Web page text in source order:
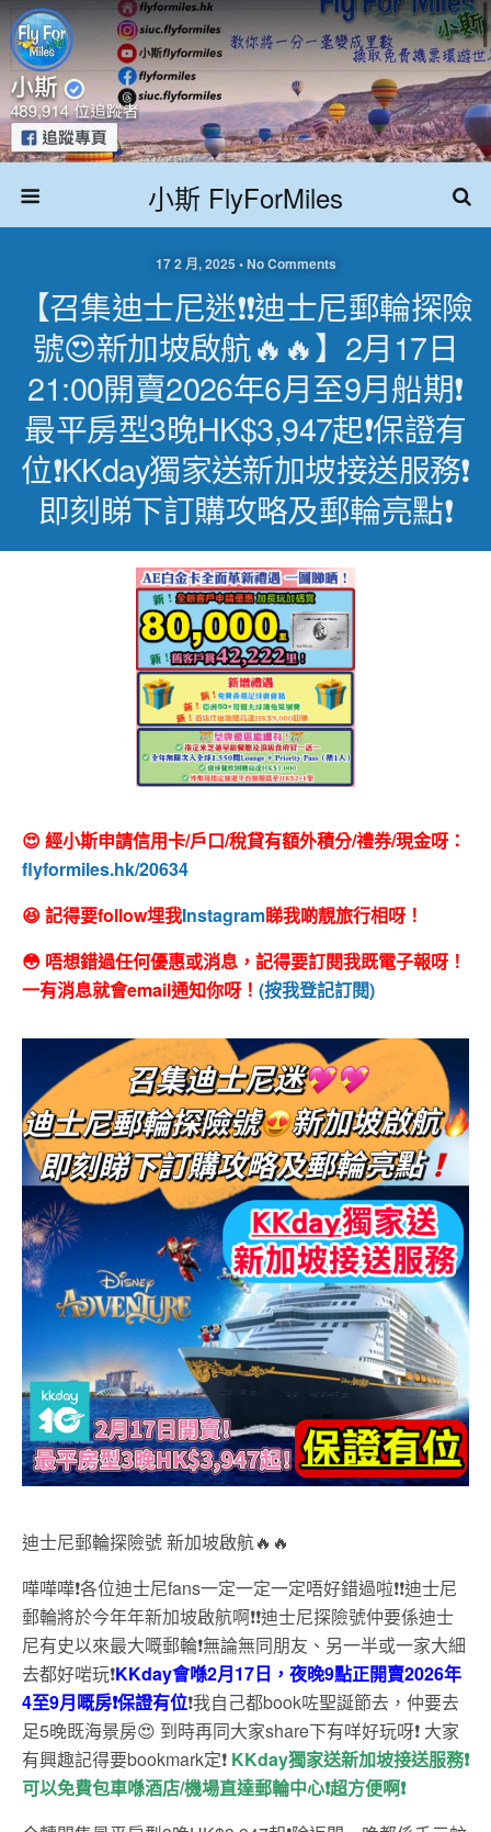
小斯 FlyForMiles
17 2 月, 2025 • No Comments
【召集迪士尼迷❗❗迪士尼郵輪探險
號😍新加坡啟航🔥🔥】2月17日
21:00開賣2026年6月至9月船期❗
最平房型3晚HK$3,947起❗保證有
位❗KKday獨家送新加坡接送服務❗
即刻睇下訂購攻略及郵輪亮點❗
😍 經小斯申請信用卡/戶口/稅貸有額外積分/禮券/現金呀：
flyformiles.hk/20634
😆 記得要follow埋我Instagram睇我啲靚旅行相呀！
😳 唔想錯過任何優惠或消息，記得要訂閱我既電子報呀！
一有消息就會email通知你呀！ (按我登記訂閱)
迪士尼郵輪探險號 新加坡啟航🔥🔥
嘩嘩嘩❗各位迪士尼fans一定一定一定唔好錯過啦❗❗迪士尼
郵輪將於今年年新加坡啟航啊❗❗迪士尼探險號仲要係迪士
尼有史以來最大嘅郵輪❗無論無同朋友、另一半或一家大細
去都好啱玩❗KKday會喺2月17日，夜晚9點正開賣2026年
4至9月嘅房❗保證有位❗我自己都book咗聖誕節去，仲要去
足5晚既海景房😍 到時再同大家share下有咩好玩呀❗ 大家
有興趣記得要bookmark定❗ KKday獨家送新加坡接送服務❗
可以免費包車喺酒店/機場直達郵輪中心❗超方便啊❗